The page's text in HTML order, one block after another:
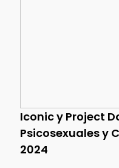
Iconic y Project
Psicosexuales y
2024